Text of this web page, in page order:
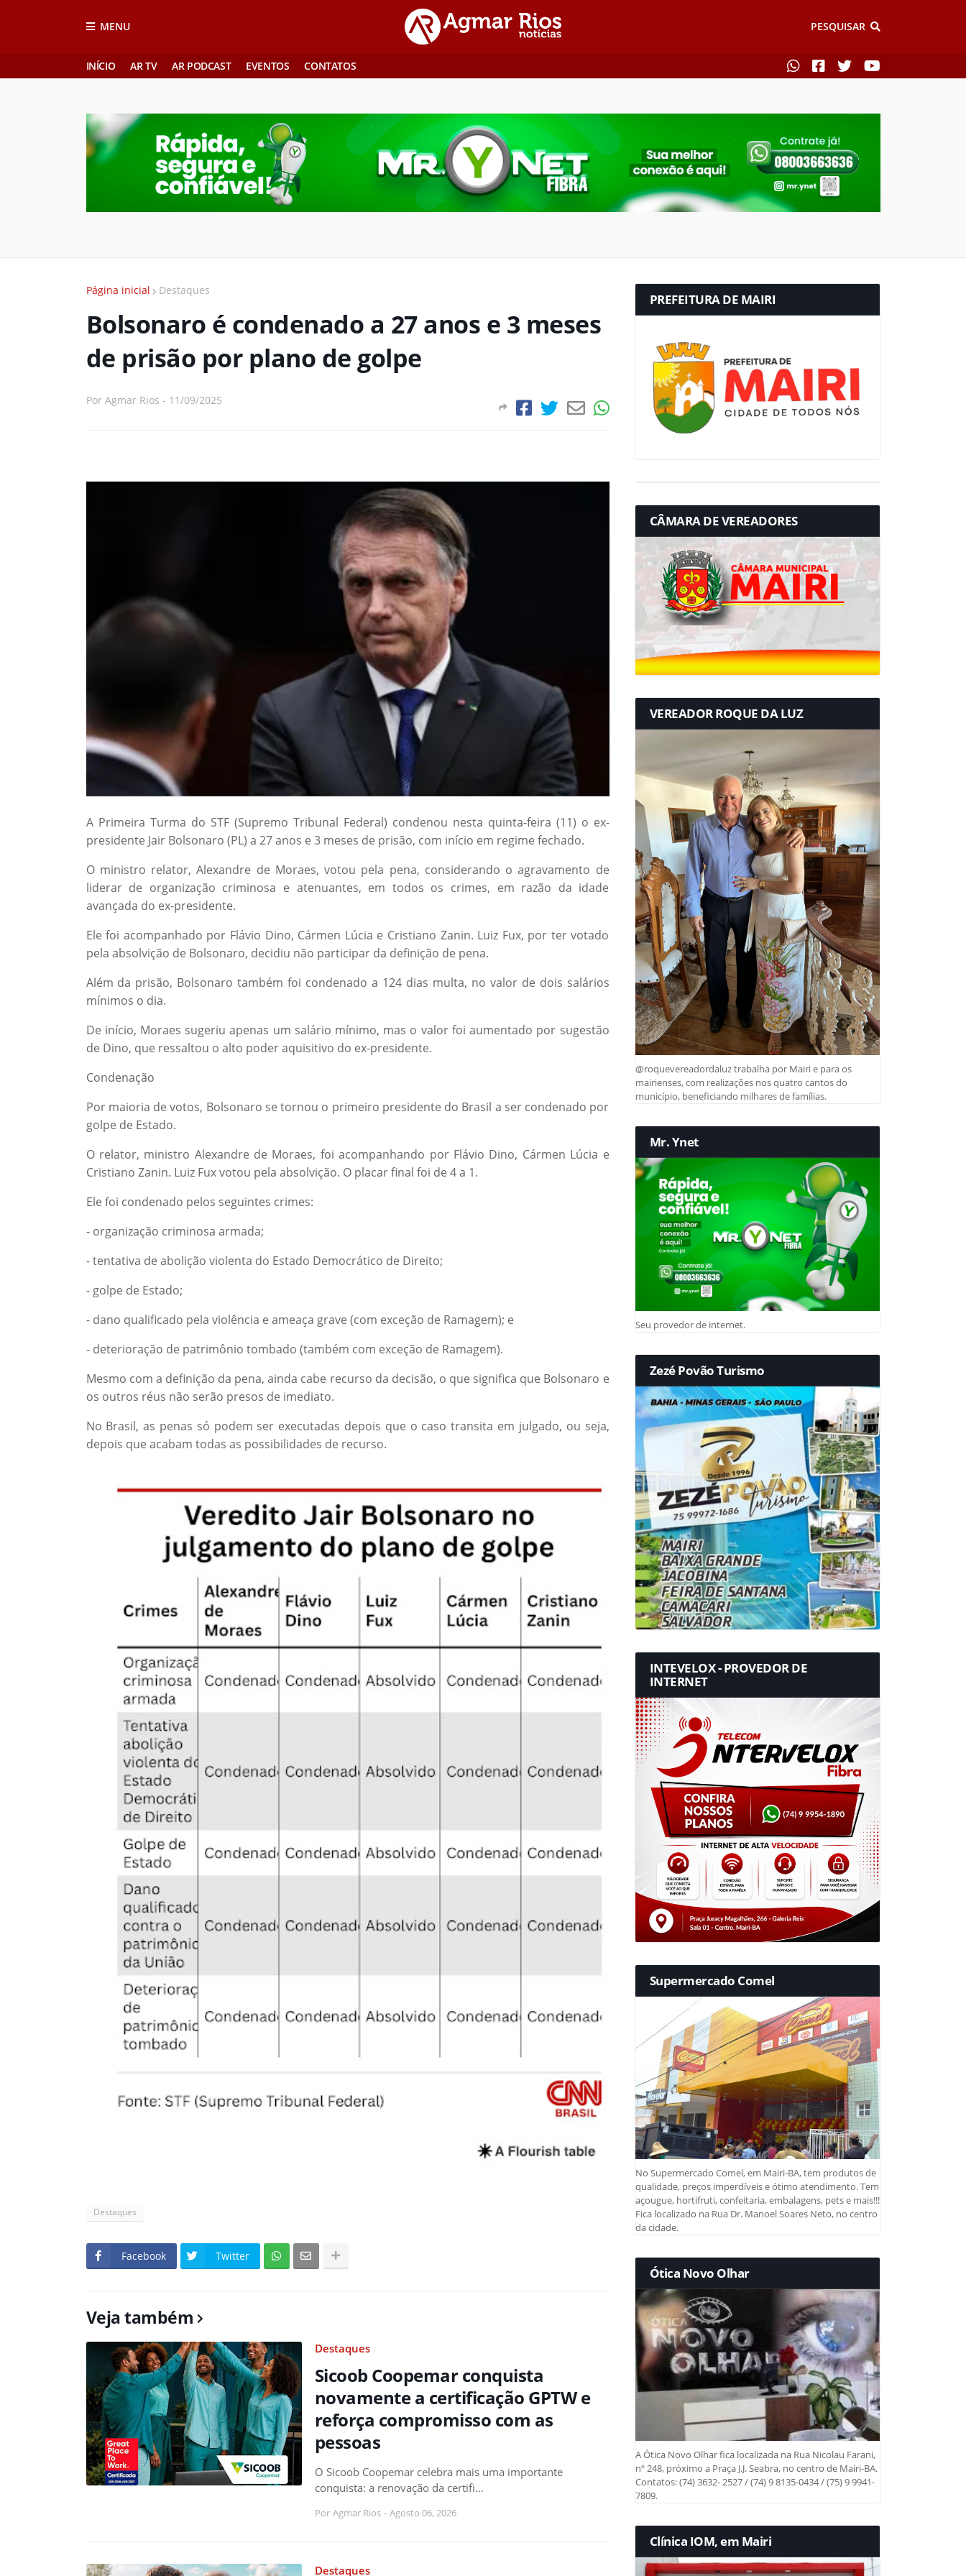
MENU PESQUISAR
INÍCIO AR TV AR PODCAST EVENTOS CONTATOS
Página inicial Destaques
Bolsonaro é condenado a 27 anos e 3 meses
de prisão por plano de golpe
Por Agmar Rios - 11/09/2025
A Primeira Turma do STF (Supremo Tribunal Federal) condenou nesta quinta-feira (11) o ex-
presidente Jair Bolsonaro (PL) a 27 anos e 3 meses de prisão, com início em regime fechado.
O ministro relator, Alexandre de Moraes, votou pela pena, considerando o agravamento de
liderar de organização criminosa e atenuantes, em todos os crimes, em razão da idade
avançada do ex-presidente.
Ele foi acompanhado por Flávio Dino, Cármen Lúcia e Cristiano Zanin. Luiz Fux, por ter votado
pela absolvição de Bolsonaro, decidiu não participar da definição de pena.
Além da prisão, Bolsonaro também foi condenado a 124 dias multa, no valor de dois salários
mínimos o dia.
De início, Moraes sugeriu apenas um salário mínimo, mas o valor foi aumentado por sugestão
de Dino, que ressaltou o alto poder aquisitivo do ex-presidente.
Condenação
Por maioria de votos, Bolsonaro se tornou o primeiro presidente do Brasil a ser condenado por
golpe de Estado.
O relator, ministro Alexandre de Moraes, foi acompanhando por Flávio Dino, Cármen Lúcia e
Cristiano Zanin. Luiz Fux votou pela absolvição. O placar final foi de 4 a 1.
Ele foi condenado pelos seguintes crimes:
- organização criminosa armada;
- tentativa de abolição violenta do Estado Democrático de Direito;
- golpe de Estado;
- dano qualificado pela violência e ameaça grave (com exceção de Ramagem); e
- deterioração de patrimônio tombado (também com exceção de Ramagem).
Mesmo com a definição da pena, ainda cabe recurso da decisão, o que significa que Bolsonaro e
os outros réus não serão presos de imediato.
No Brasil, as penas só podem ser executadas depois que o caso transita em julgado, ou seja,
depois que acabam todas as possibilidades de recurso.
Destaques
Facebook Twitter
Veja também
Destaques
Sicoob Coopemar conquista
novamente a certificação GPTW e
reforça compromisso com as
pessoas
O Sicoob Coopemar celebra mais uma importante
conquista: a renovação da certifi…
Por Agmar Rios - Agosto 06, 2026
Destaques
PREFEITURA DE MAIRI
CÂMARA DE VEREADORES
VEREADOR ROQUE DA LUZ
@roquevereadordaluz trabalha por Mairi e para os
mairienses, com realizações nos quatro cantos do
município, beneficiando milhares de famílias.
Mr. Ynet
Seu provedor de internet.
Zezé Povão Turismo
INTEVELOX - PROVEDOR DE
INTERNET
Supermercado Comel
No Supermercado Comel, em Mairi-BA, tem produtos de
qualidade, preços imperdíveis e ótimo atendimento. Tem
açougue, hortifruti, confeitaria, embalagens, pets e mais!!!
Fica localizado na Rua Dr. Manoel Soares Neto, no centro
da cidade.
Ótica Novo Olhar
A Ótica Novo Olhar fica localizada na Rua Nicolau Farani,
nº 248, próximo a Praça J.J. Seabra, no centro de Mairi-BA.
Contatos: (74) 3632- 2527 / (74) 9 8135-0434 / (75) 9 9941-
7809.
Clínica IOM, em Mairi